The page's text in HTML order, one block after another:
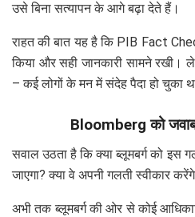
उसे बिना सत्यापन के आगे बढ़ा देते हैं।
राहत की बात यह है कि PIB Fact
किया और सही जानकारी सामने
– कई लोगों के मन में संदेह पैदा हो चुका
Bloomberg को
सवाल उठता है कि क्या ब्लूमबर्ग को इस
जाएगा? क्या वे अपनी गलती स्वीकार
अभी तक ब्लूमबर्ग की ओर से कोई